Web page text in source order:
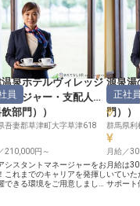
泉ホテルヴィレッジ
ージャー・支配人
部門）
）
員
吾妻郡草津町大字草津618
210,000円～
シスタントマネージャーをお
これまでのキャリアを発揮し
できる環境をご用意しまし
源泉湯
ジャ
門）
）
正社員
群馬県利
月給／
月給は
いていた
サポート